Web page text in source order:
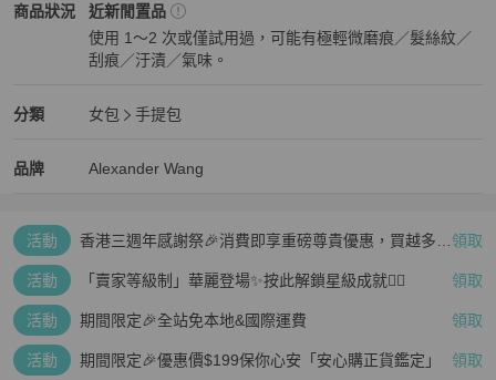
下單前請先確認好尺寸唷
商品狀況
Alexander Wang女包商品狀態與細節
近新閒置品
使用 1～2 次或僅試用過，可能有極輕微磨痕／髮絲紋／
刮痕／汙漬／氣味。
分類
Alexander Wang女包分類資訊
女包
手提包
品牌
Alexander Wang精品女包品牌介紹
Alexander Wang
Alexander Wang推薦清單
活動
香港三週年感謝祭🎉消費即享重磅尊貴優惠，買越多、 領取
活動 「賣家等級制」華麗登場✨按此解鎖星級成就👆🏻 領取
活動 期間限定🎉全站免本地&國際運費 領取
活動 期間限定🎉優惠價$199保你心安「安心購正貨鑑定」 領取